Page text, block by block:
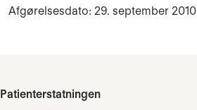
Afgørelsesdato: 29. september 2010
Patienterstatningen